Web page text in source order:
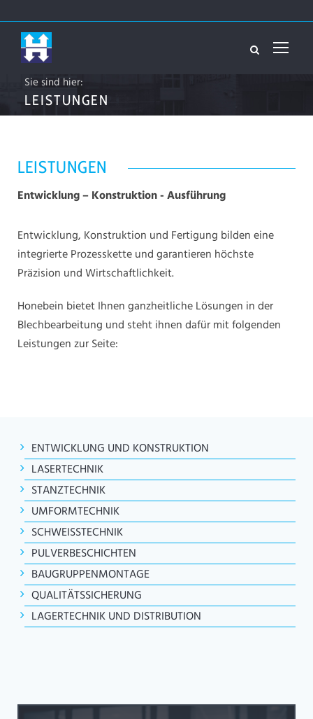
Sie sind hier:
LEISTUNGEN
LEISTUNGEN
Entwicklung – Konstruktion - Ausführung
Entwicklung, Konstruktion und Fertigung bilden eine
integrierte Prozesskette und garantieren höchste
Präzision und Wirtschaftlichkeit.
Honebein bietet Ihnen ganzheitliche Lösungen in der
Blechbearbeitung und steht ihnen dafür mit folgenden
Leistungen zur Seite:
ENTWICKLUNG UND KONSTRUKTION
LASERTECHNIK
STANZTECHNIK
UMFORMTECHNIK
SCHWEISSTECHNIK
PULVERBESCHICHTEN
BAUGRUPPENMONTAGE
QUALITÄTSSICHERUNG
LAGERTECHNIK UND DISTRIBUTION